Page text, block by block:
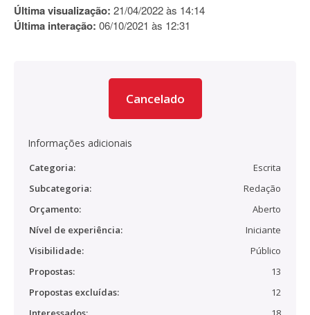
Última visualização: 21/04/2022 às 14:14
Última interação: 06/10/2021 às 12:31
Cancelado
Informações adicionais
Categoria:
Escrita
Subcategoria:
Redação
Orçamento:
Aberto
Nível de experiência:
Iniciante
Visibilidade:
Público
Propostas:
13
Propostas excluídas:
12